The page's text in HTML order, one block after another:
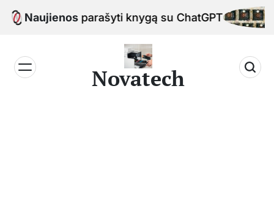
Skip
Naujienos
Kaip parašyti knygą su ChatGPT
Novatech